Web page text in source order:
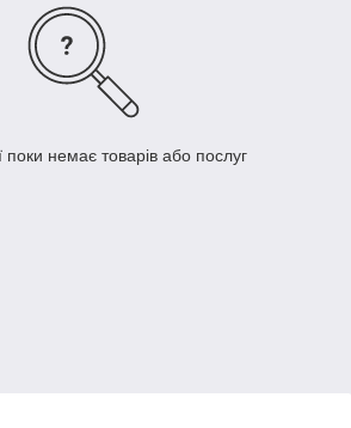
поки немає товарів або послуг